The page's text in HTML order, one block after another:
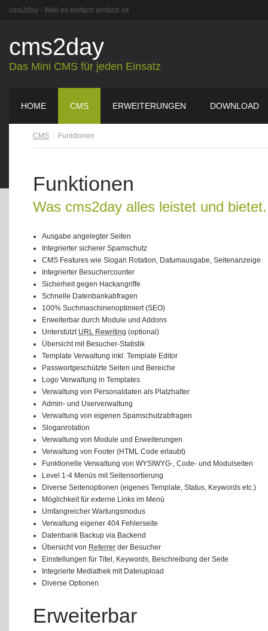
cms2day - Weil es einfach einfach ist
cms2day
Das Mini CMS für jeden Einsatz
HOME CMS ERWEITERUNGEN DOWNLOAD
CMS : Funktionen
Funktionen
Was cms2day alles leistet und bietet.
Ausgabe angelegter Seiten
Integrierter sicherer Spamschutz
CMS Features wie Slogan Rotation, Datumausgabe, Seitenanzeige
Integrierter Besuchercounter
Sicherheit gegen Hackangriffe
Schnelle Datenbankabfragen
100% Suchmaschinenoptimiert (SEO)
Erweiterbar durch Module und Addons
Unterstützt URL Rewriting (optional)
Übersicht mit Besucher-Statistik
Template Verwaltung inkl. Template Editor
Passwortgeschützte Seiten und Bereiche
Logo Verwaltung in Templates
Verwaltung von Personaldaten als Platzhalter
Admin- und Userverwaltung
Verwaltung von eigenen Spamschutzabfragen
Sloganrotation
Verwaltung von Module und Erweiterungen
Verwaltung von Footer (HTML Code erlaubt)
Funktionelle Verwaltung von WYSIWYG-, Code- und Modulseiten
Level 1-4 Menüs mit Seitensortierung
Diverse Seitenoptionen (eigenes Template, Status, Keywords etc.)
Möglichkeit für externe Links im Menü
Umfangreicher Wartungsmodus
Verwaltung eigener 404 Fehlerseite
Datenbank Backup via Backend
Übersicht von Referrer der Besucher
Einstellungen für Titel, Keywords, Beschreibung der Seite
Integrierte Mediathek mit Dateiupload
Diverse Optionen
Erweiterbar